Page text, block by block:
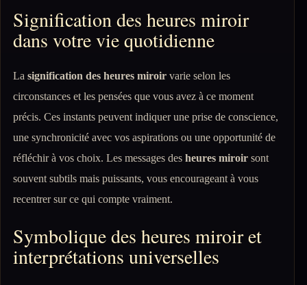
Signification des heures miroir
dans votre vie quotidienne
La signification des heures miroirvarie selon les
circonstances et les pensées que vous avez à ce moment
précis. Ces instants peuvent indiquer une prise de conscience,
une synchronicité avec vos aspirations ou une opportunité de
réfléchir à vos choix. Les messages des heures miroirsont
souvent subtils mais puissants, vous encourageant à vous
recentrer sur ce qui compte vraiment.
Symbolique des heures miroir et
interprétations universelles